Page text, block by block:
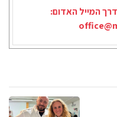
המייל האדום: